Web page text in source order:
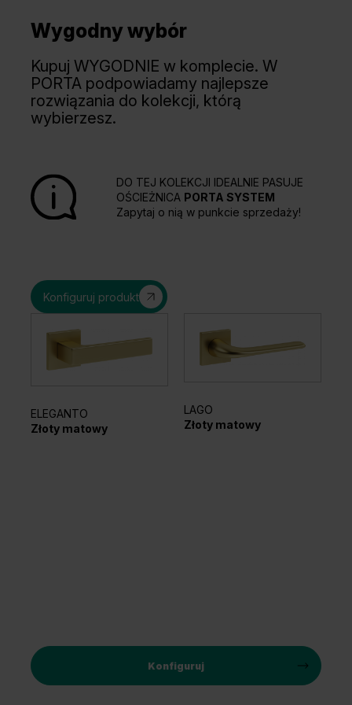
Wygodny wybór
Kupuj WYGODNIE w komplecie. W
PORTA podpowiadamy najlepsze
rozwiązania do kolekcji, którą
wybierzesz.
DO TEJ KOLEKCJI IDEALNIE PASUJE
OŚCIEŻNICA PORTA SYSTEM
Zapytaj o nią w punkcie sprzedaży!
Konfiguruj produkt
ELEGANTO
Złoty matowy
LAGO
Złoty matowy
Konfiguruj